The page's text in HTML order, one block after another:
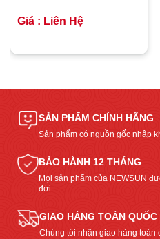
Giá : Liên Hệ
SẢN PHẨM CHÍNH HÃNG
Sản phẩm có nguồn gốc nhập
BẢO HÀNH 12 THÁNG
Mọi sản phẩm của NEWSUN
đời
GIAO HÀNG TOÀN QUỐC
Chúng tôi nhận giao hàng toàn